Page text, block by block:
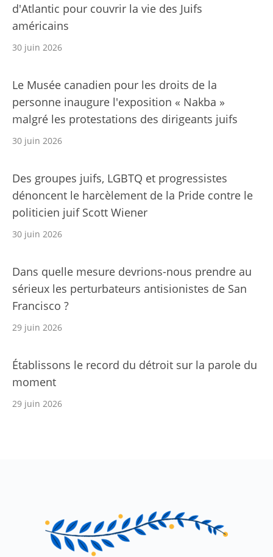
d'Atlantic pour couvrir la vie des Juifs
américains
30 juin 2026
Le Musée canadien pour les droits de la
personne inaugure l'exposition « Nakba »
malgré les protestations des dirigeants juifs
30 juin 2026
Des groupes juifs, LGBTQ et progressistes
dénoncent le harcèlement de la Pride contre le
politicien juif Scott Wiener
30 juin 2026
Dans quelle mesure devrions-nous prendre au
sérieux les perturbateurs antisionistes de San
Francisco ?
29 juin 2026
Établissons le record du détroit sur la parole du
moment
29 juin 2026